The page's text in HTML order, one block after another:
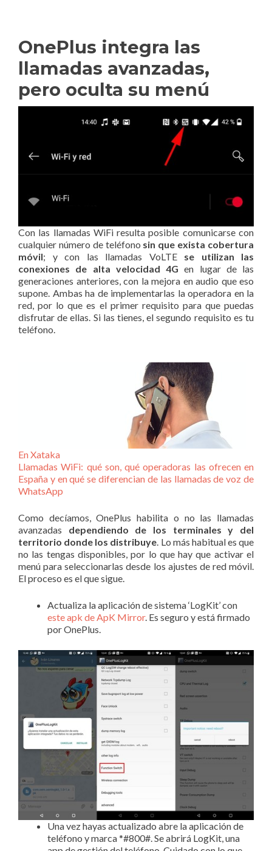
OnePlus integra las
llamadas avanzadas,
pero oculta su menú
Con las llamadas WiFi resulta posible comunicarse con
cualquier número de teléfono sin que exista cobertura
móvil; y con las llamadas VoLTE se utilizan las
conexiones de alta velocidad 4G en lugar de las
generaciones anteriores, con la mejora en audio que eso
supone. Ambas ha de implementarlas la operadora en la
red, por lo que es el primer requisito para que puedas
disfrutar de ellas. Si las tienes, el segundo requisito es tu
teléfono.
En Xataka
Llamadas WiFi: qué son, qué operadoras las ofrecen en
España y en qué se diferencian de las llamadas de voz de
WhatsApp
Como decíamos, OnePlus habilita o no las llamadas
avanzadas dependiendo de los terminales y del
territorio donde los distribuye . Lo más habitual es que
no las tengas disponibles, por lo que hay que activar el
menú para seleccionarlas desde los ajustes de red móvil.
El proceso es el que sigue.
Actualiza la aplicación de sistema ‘LogKit’ con
este apk de ApK Mirror. Es seguro y está firmado
por OnePlus.
Una vez hayas actualizado abre la aplicación de
teléfono y marca *#800#. Se abrirá LogKit, una